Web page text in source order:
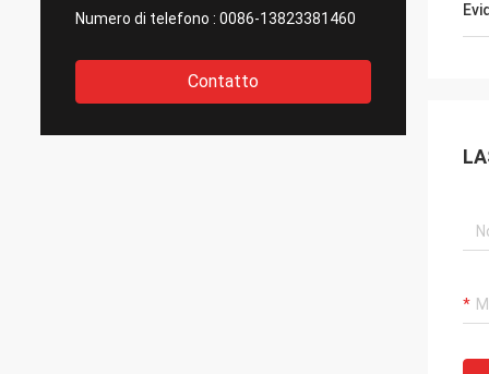
Numero di telefono : 0086-13823381460
Contatto